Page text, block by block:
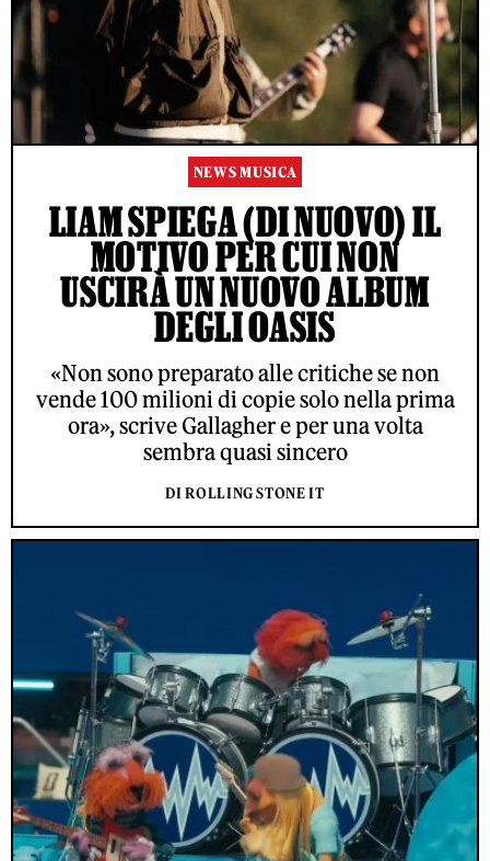
NEWS MUSICA
LIAM SPIEGA (DI NUOVO) IL
MOTIVO PER CUI NON
USCIRÀ UN NUOVO ALBUM
DEGLI OASIS
«Non sono preparato alle critiche se non
vende 100 milioni di copie solo nella prima
ora», scrive Gallagher e per una volta
sembra quasi sincero
DI ROLLING STONE IT